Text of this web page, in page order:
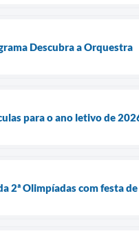
Descubra a Orquestra
para o ano letivo de
2ª Olimpíadas com festa